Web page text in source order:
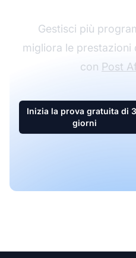
Gestisci più
migliora le prestazioni
con Post
Inizia la prova gratuita di
giorni